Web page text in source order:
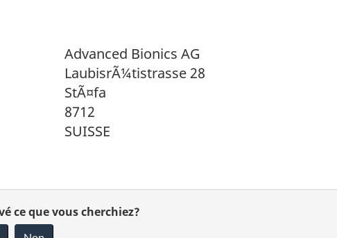
Advanced Bionics AG
LaubisrÃ¼tistrasse 28
StÃ¤fa
8712
SUISSE
ce que vous cherchiez?